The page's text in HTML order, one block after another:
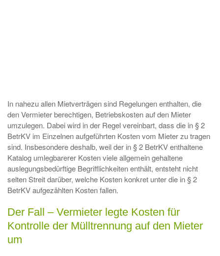
In nahezu allen Mietverträgen sind Regelungen enthalten, die
den Vermieter berechtigen, Betriebskosten auf den Mieter
umzulegen. Dabei wird in der Regel vereinbart, dass die in § 2
BetrKV im Einzelnen aufgeführten Kosten vom Mieter zu tragen
sind. Insbesondere deshalb, weil der in § 2 BetrKV enthaltene
Katalog umlegbarerer Kosten viele allgemein gehaltene
auslegungsbedürftige Begrifflichkeiten enthält, entsteht nicht
selten Streit darüber, welche Kosten konkret unter die in § 2
BetrKV aufgezählten Kosten fallen.
Der Fall – Vermieter legte Kosten für
Kontrolle der Mülltrennung auf den Mieter
um